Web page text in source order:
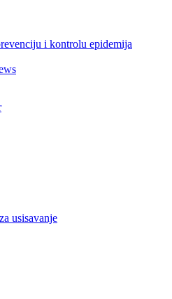
i kontrolu epidemija
usisavanje